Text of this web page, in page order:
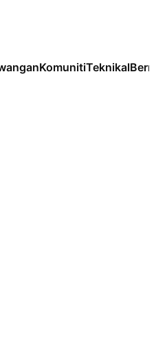
KomunitiTeknikal